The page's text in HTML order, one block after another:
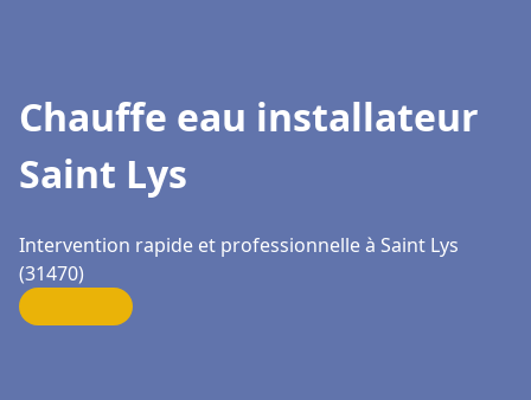
Chauffe eau installateur
Saint Lys
Intervention rapide et professionnelle à Saint Lys
(31470)